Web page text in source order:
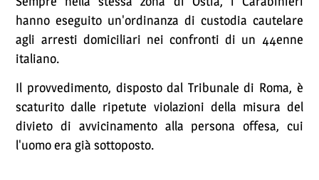
hanno eseguito un'ordinanza di custodia cautelare
agli arresti domiciliari nei confronti di un 44enne
italiano.
Il provvedimento, disposto dal Tribunale di Roma, è
scaturito dalle ripetute violazioni della misura del
divieto di avvicinamento alla persona offesa, cui
l'uomo era già sottoposto.